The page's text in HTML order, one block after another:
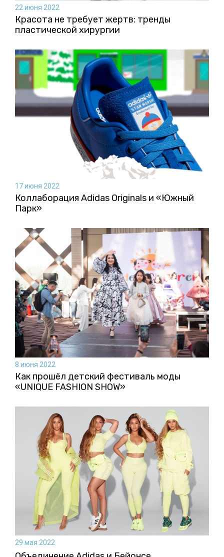
22 июня 2022
Красота не требует жертв: тренды
пластической хирургии
17 июня 2022
Коллаборация Аdidas Originals и «Южный
Парк»
8 июня 2022
Как прошёл детский фестиваль моды
«UNIQUE FASHION SHOW»
29 мая 2022